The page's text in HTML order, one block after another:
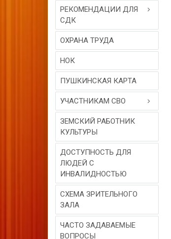
РЕКОМЕНДАЦИИ ДЛЯ
СДК
ОХРАНА ТРУДА
НОК
ПУШКИНСКАЯ КАРТА
УЧАСТНИКАМ СВО
ЗЕМСКИЙ РАБОТНИК
КУЛЬТУРЫ
ДОСТУПНОСТЬ ДЛЯ
ЛЮДЕЙ С
ИНВАЛИДНОСТЬЮ
СХЕМА ЗРИТЕЛЬНОГО
ЗАЛА
ЧАСТО ЗАДАВАЕМЫЕ
ВОПРОСЫ